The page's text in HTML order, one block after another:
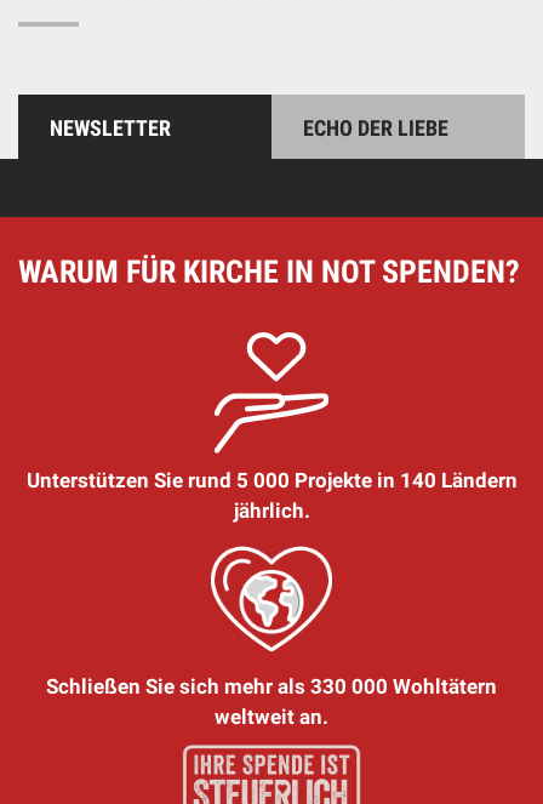
NEWSLETTER ECHO DER LIEBE
WARUM FÜR KIRCHE IN NOT SPENDEN?
Unterstützen Sie rund 5 000 Projekte in 140 Ländern
jährlich.
Schließen Sie sich mehr als 330 000 Wohltätern
weltweit an.